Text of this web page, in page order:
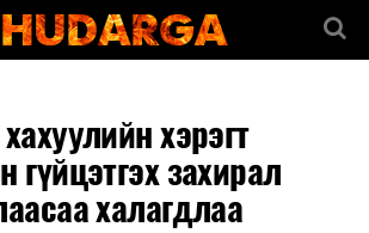
хэрэгт
гүйцэтгэх захирал
халагдлаа